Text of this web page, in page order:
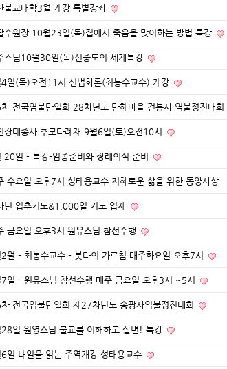
불교대학3월 개강 특별강좌
수원장 10월23일(목)집에서 죽음을 맞이하는 방법 특강
스님10월30일(목)신중도의 세계특강
일(목)오전11시 신법화론(최봉수교수) 개강
전국염불만일회 28차년도 만해마을 건봉사 염불정진대회
장대종사 추모다례재 9월6일(토)오전10시
20일 - 특강-임종준비와 장례의식 준비
수요일 오후7시 성태용교수 지혜로운 삶을 위한 동양사상…
년 입춘기도&1,000일 기도 입제
금요일 오후3시 원유스님 참선수행
월 - 최봉수교수 - 붓다의 가르침 매주화요일 오후7시
일 - 원유스님 참선수행 매주 금요일 오후3시 ~5시
전국염불만일회 제27차년도 송광사염불정진대회
일 원영스님 불교를 이해하고 살면! 특강
일 내일을 읽는 주역개강 성태용교수